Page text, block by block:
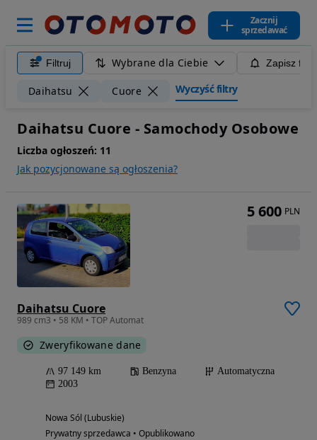
Zacznij
sprzedawać
Filtruj Wybrane dla Ciebie Zapisz
Daihatsu Cuore Wyczyść filtry
Daihatsu Cuore - Samochody Osobowe
Liczba ogłoszeń: 11
Jak pozycjonowane są ogłoszenia?
Daihatsu Cuore
989 cm3 • 58 KM • TOP Automat
Zweryfikowane dane
97 149 km Benzyna
Automatyczna
2003
Nowa Sól (Lubuskie)
Prywatny sprzedawca • Opublikowano
5 600 PLN